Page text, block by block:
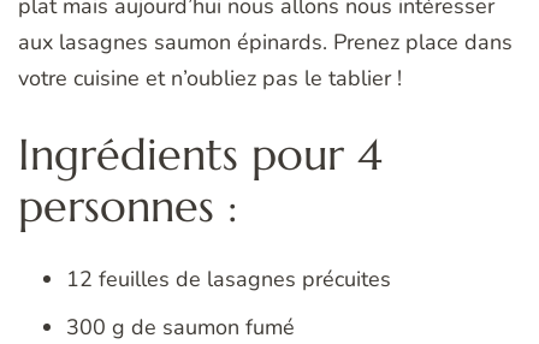
plat mais aujourd’hui nous allons nous intéresser
aux lasagnes saumon épinards. Prenez place dans
votre cuisine et n’oubliez pas le tablier !
Ingrédients pour 4
personnes :
12 feuilles de lasagnes précuites
300 g de saumon fumé